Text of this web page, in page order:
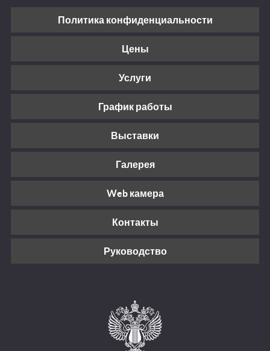
Политика конфиденциальности
Цены
Услуги
График работы
Выставки
Галерея
Web камера
Контакты
Руководство